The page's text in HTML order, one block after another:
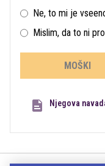
Ne, to mi je
Mislim, da to ni
MOŠKI
Njegova